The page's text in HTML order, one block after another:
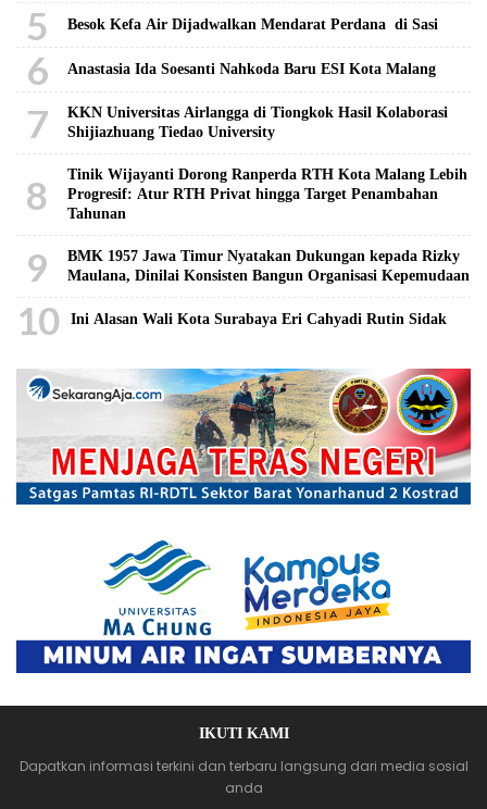
5 Besok Kefa Air Dijadwalkan Mendarat Perdana di Sasi
6 Anastasia Ida Soesanti Nahkoda Baru ESI Kota Malang
7
KKN Universitas Airlangga di Tiongkok Hasil Kolaborasi ​
Shijiazhuang Tiedao University
8
Tinik Wijayanti Dorong Ranperda RTH Kota Malang Lebih
Progresif: Atur RTH Privat hingga Target Penambahan
Tahunan
9
BMK 1957 Jawa Timur Nyatakan Dukungan kepada Rizky
Maulana, Dinilai Konsisten Bangun Organisasi Kepemudaan
10 Ini Alasan Wali Kota Surabaya Eri Cahyadi Rutin Sidak
IKUTI KAMI
Dapatkan informasi terkini dan terbaru langsung dari media sosial
anda